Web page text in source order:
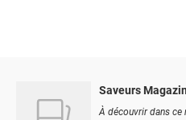
Saveurs
À découvrir dans ce